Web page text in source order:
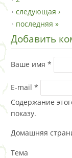
следующая ›
последняя »
Добавить
Ваше имя *
E-mail *
Содержание
показу.
Домашняя
Тема